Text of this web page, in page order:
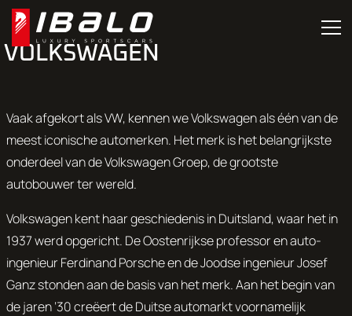
VOLKSWAGEN
Vaak afgekort als VW, kennen we Volkswagen als één van de
meest iconische automerken. Het merk is het belangrijkste
onderdeel van de Volkswagen Groep, de grootste
autobouwer ter wereld.
Volkswagen kent haar geschiedenis in Duitsland, waar het in
1937 werd opgericht. De Oostenrijkse professor en auto-
ingenieur Ferdinand Porsche en de Joodse ingenieur Josef
Ganz stonden aan de basis van het merk. Aan het begin van
de jaren ‘30 creëert de Duitse automarkt voornamelijk